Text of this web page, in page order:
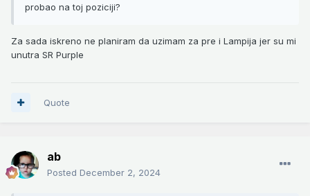
probao na toj poziciji?
Za sada iskreno ne planiram da uzimam za pre i Lampija jer su mi
unutra SR Purple
Quote
ab
Posted December 2, 2024